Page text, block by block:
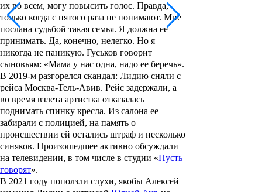
их во всем, могу повысить голос. Правда,
только когда с пятого раза не понимают. Мне
послана судьбой такая семья. Я должна ее
принимать. Да, конечно, нелегко. Но я
никогда не паникую. Гуськов говорит
сыновьям: «Мама у нас одна, надо ее беречь».
В 2019-м разгорелся скандал: Лидию сняли с
рейса Москва-Тель-Авив. Рейс задержали, а
во время взлета артистка отказалась
поднимать спинку кресла. Из салона ее
забирали с полицией, на память о
происшествии ей остались штраф и несколько
синяков. Произошедшее активно обсуждали
на телевидении, в том числе в студии «Пусть
говорят».
В 2021 году поползли слухи, якобы Алексей